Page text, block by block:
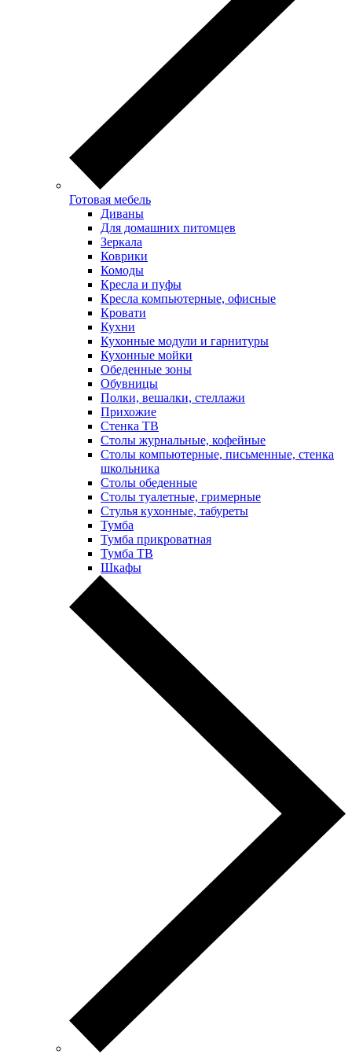
Готовая мебель
Диваны
Для домашних питомцев
Зеркала
Коврики
Комоды
Кресла и пуфы
Кресла компьютерные, офисные
Кровати
Кухни
Кухонные модули и гарнитуры
Кухонные мойки
Обеденные зоны
Обувницы
Полки, вешалки, стеллажи
Прихожие
Стенка ТВ
Столы журнальные, кофейные
Столы компьютерные, письменные, стенка
школьника
Столы обеденные
Столы туалетные, гримерные
Стулья кухонные, табуреты
Тумба
Тумба прикроватная
Тумба ТВ
Шкафы